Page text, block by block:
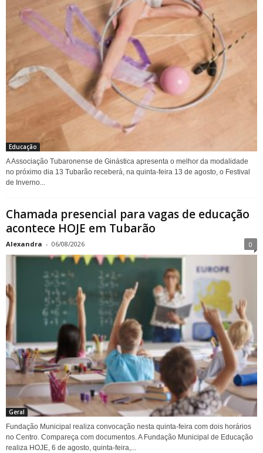
Educação
A Associação Tubaronense de Ginástica apresenta o melhor da modalidade
no próximo dia 13 Tubarão receberá, na quinta-feira 13 de agosto, o Festival
de Inverno...
Chamada presencial para vagas de educação
acontece HOJE em Tubarão
Alexandra - 06/08/2026 0
Geral
Fundação Municipal realiza convocação nesta quinta-feira com dois horários
no Centro. Compareça com documentos. A Fundação Municipal de Educação
realiza HOJE, 6 de agosto, quinta-feira,...